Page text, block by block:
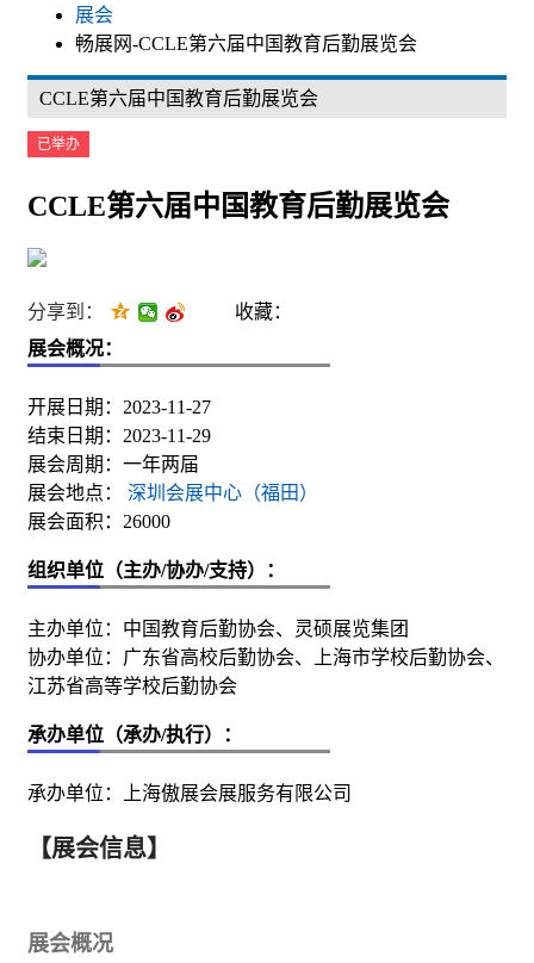
展会
畅展网-CCLE第六届中国教育后勤展览会
CCLE第六届中国教育后勤展览会
已举办
CCLE第六届中国教育后勤展览会
分享到：
收藏：
展会概况：
开展日期：2023-11-27
结束日期：2023-11-29
展会周期：一年两届
展会地点：
深圳会展中心（福田）
展会面积：26000
组织单位（主办/协办/支持）：
主办单位：中国教育后勤协会、灵硕展览集团
协办单位：广东省高校后勤协会、上海市学校后勤协会、
江苏省高等学校后勤协会
承办单位（承办/执行）：
承办单位：上海傲展会展服务有限公司
【展会信息】
展会概况